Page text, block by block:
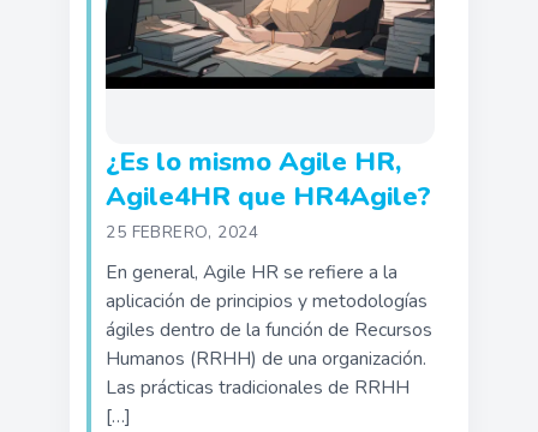
¿Es lo mismo Agile HR,
Agile4HR que HR4Agile?
25 FEBRERO, 2024
En general, Agile HR se refiere a la
aplicación de principios y metodologías
ágiles dentro de la función de Recursos
Humanos (RRHH) de una organización.
Las prácticas tradicionales de RRHH
[…]